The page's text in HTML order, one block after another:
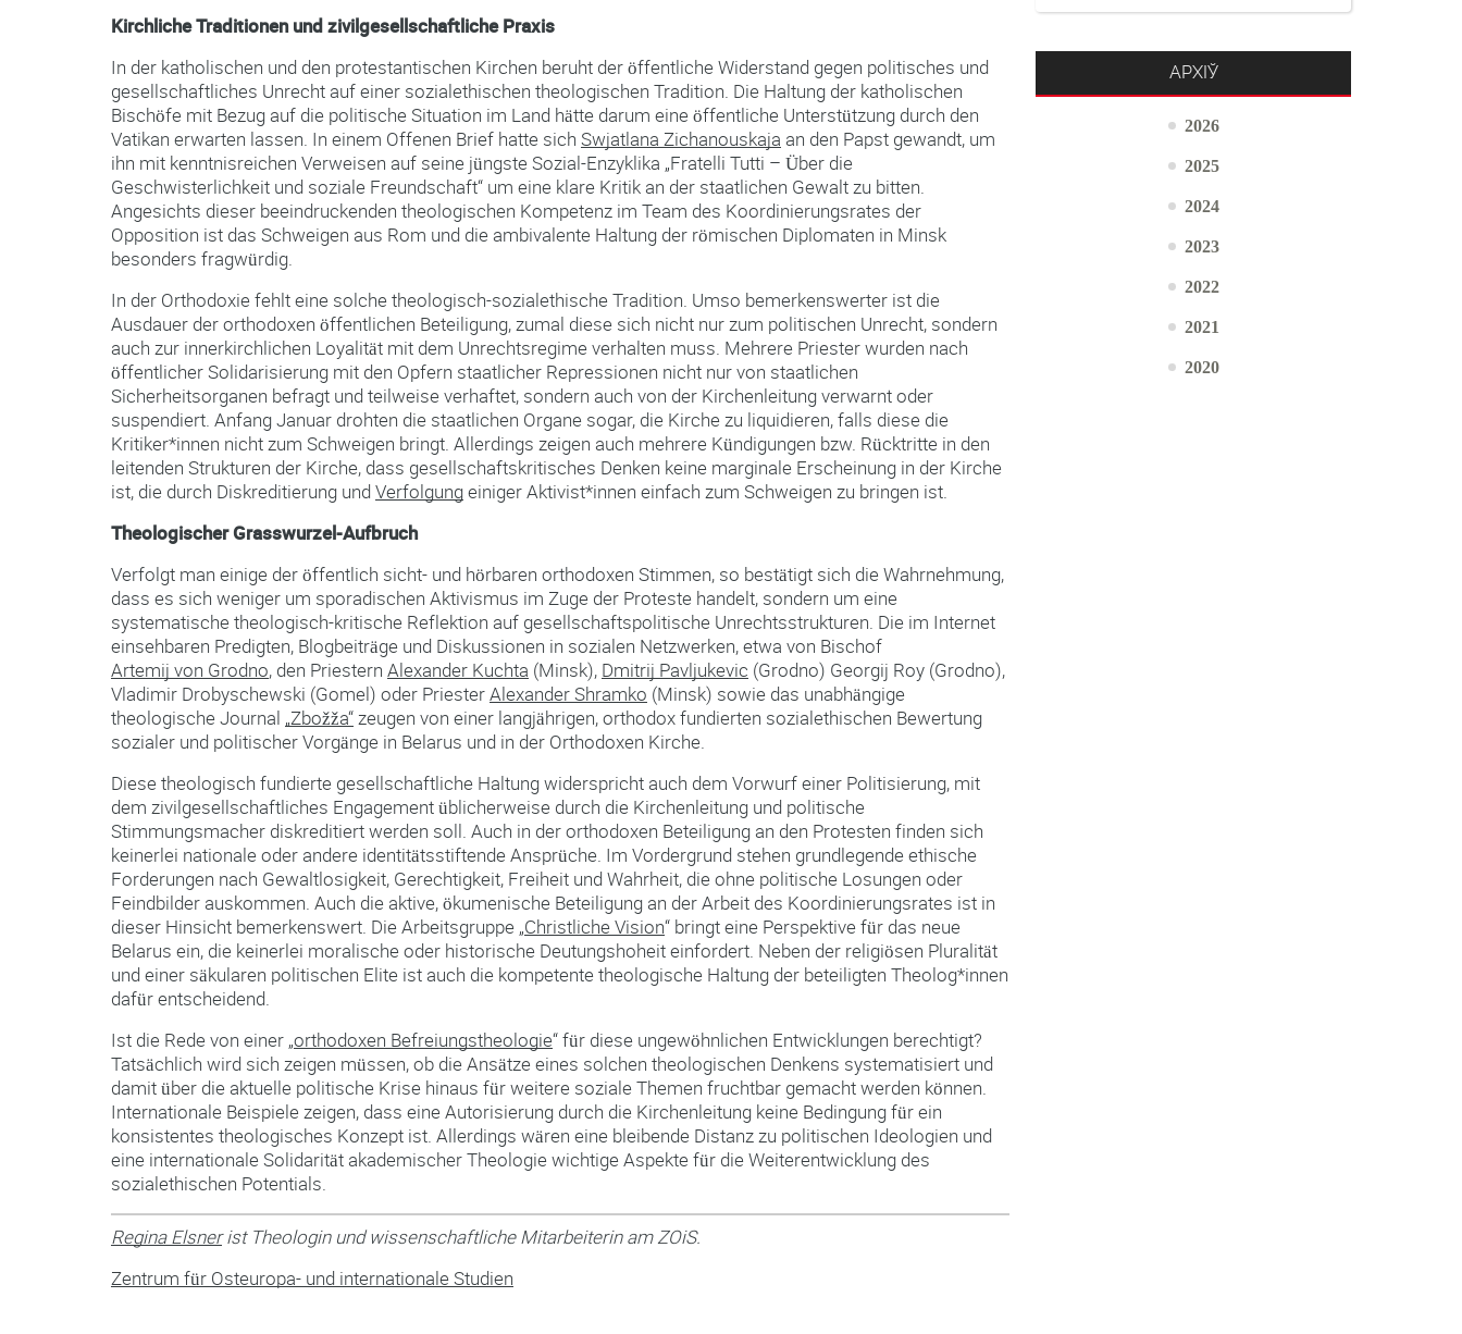
Kirchliche Traditionen und zivilgesellschaftliche Praxis
In der katholischen und den protestantischen Kirchen beruht der öffentliche Widerstand gegen politisches und
gesellschaftliches Unrecht auf einer sozialethischen theologischen Tradition. Die Haltung der katholischen
Bischöfe mit Bezug auf die politische Situation im Land hätte darum eine öffentliche Unterstützung durch den
Vatikan erwarten lassen. In einem Offenen Brief hatte sich Swjatlana Zichanouskaja an den Papst gewandt, um
ihn mit kenntnisreichen Verweisen auf seine jüngste Sozial-Enzyklika „Fratelli Tutti – Über die
Geschwisterlichkeit und soziale Freundschaft“ um eine klare Kritik an der staatlichen Gewalt zu bitten.
Angesichts dieser beeindruckenden theologischen Kompetenz im Team des Koordinierungsrates der
Opposition ist das Schweigen aus Rom und die ambivalente Haltung der römischen Diplomaten in Minsk
besonders fragwürdig.
In der Orthodoxie fehlt eine solche theologisch-sozialethische Tradition. Umso bemerkenswerter ist die
Ausdauer der orthodoxen öffentlichen Beteiligung, zumal diese sich nicht nur zum politischen Unrecht, sondern
auch zur innerkirchlichen Loyalität mit dem Unrechtsregime verhalten muss. Mehrere Priester wurden nach
öffentlicher Solidarisierung mit den Opfern staatlicher Repressionen nicht nur von staatlichen
Sicherheitsorganen befragt und teilweise verhaftet, sondern auch von der Kirchenleitung verwarnt oder
suspendiert. Anfang Januar drohten die staatlichen Organe sogar, die Kirche zu liquidieren, falls diese die
Kritiker*innen nicht zum Schweigen bringt. Allerdings zeigen auch mehrere Kündigungen bzw. Rücktritte in den
leitenden Strukturen der Kirche, dass gesellschaftskritisches Denken keine marginale Erscheinung in der Kirche
ist, die durch Diskreditierung undVerfolgungeiniger Aktivist*innen einfach zum Schweigen zu bringen ist.
Theologischer Grasswurzel-Aufbruch
Verfolgt man einige der öffentlich sicht- und hörbaren orthodoxen Stimmen, so bestätigt sich die Wahrnehmung,
dass es sich weniger um sporadischen Aktivismus im Zuge der Proteste handelt, sondern um eine
systematische theologisch-kritische Reflektion auf gesellschaftspolitische Unrechtsstrukturen. Die im Internet
einsehbaren Predigten, Blogbeiträge und Diskussionen in sozialen Netzwerken, etwa von Bischof
Artemij von Grodno, den Priestern Alexander Kuchta (Minsk), Dmitrij Pavljukevic (Grodno) Georgij Roy (Grodno),
Vladimir Drobyschewski (Gomel) oder PriesterAlexander Shramko (Minsk) sowie das unabhängige
theologische Journal „Zbožža“zeugen von einer langjährigen, orthodox fundierten sozialethischen Bewertung
sozialer und politischer Vorgänge in Belarus und in der Orthodoxen Kirche.
Diese theologisch fundierte gesellschaftliche Haltung widerspricht auch dem Vorwurf einer Politisierung, mit
dem zivilgesellschaftliches Engagement üblicherweise durch die Kirchenleitung und politische
Stimmungsmacher diskreditiert werden soll. Auch in der orthodoxen Beteiligung an den Protesten finden sich
keinerlei nationale oder andere identitätsstiftende Ansprüche. Im Vordergrund stehen grundlegende ethische
Forderungen nach Gewaltlosigkeit, Gerechtigkeit, Freiheit und Wahrheit, die ohne politische Losungen oder
Feindbilder auskommen. Auch die aktive, ökumenische Beteiligung an der Arbeit des Koordinierungsrates ist in
dieser Hinsicht bemerkenswert. Die Arbeitsgruppe „Christliche Vision“ bringt eine Perspektive für das neue
Belarus ein, die keinerlei moralische oder historische Deutungshoheit einfordert. Neben der religiösen Pluralität
und einer säkularen politischen Elite ist auch die kompetente theologische Haltung der beteiligten Theolog*innen
dafür entscheidend.
Ist die Rede von einer „orthodoxen Befreiungstheologie“ für diese ungewöhnlichen Entwicklungen berechtigt?
Tatsächlich wird sich zeigen müssen, ob die Ansätze eines solchen theologischen Denkens systematisiert und
damit über die aktuelle politische Krise hinaus für weitere soziale Themen fruchtbar gemacht werden können.
Internationale Beispiele zeigen, dass eine Autorisierung durch die Kirchenleitung keine Bedingung für ein
konsistentes theologisches Konzept ist. Allerdings wären eine bleibende Distanz zu politischen Ideologien und
eine internationale Solidarität akademischer Theologie wichtige Aspekte für die Weiterentwicklung des
sozialethischen Potentials.
Regina Elsnerist Theologin und wissenschaftliche Mitarbeiterin am ZOiS.
Zentrum für Osteuropa- und internationale Studien
АРХІЎ
2026
2025
2024
2023
2022
2021
2020